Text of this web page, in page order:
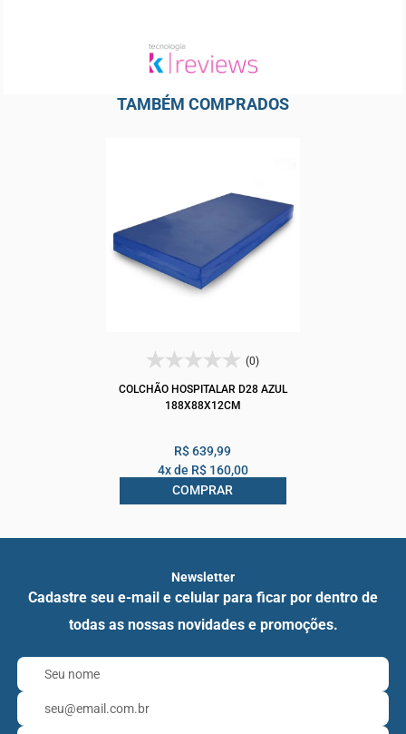
TAMBÉM COMPRADOS
(0)
COLCHÃO HOSPITALAR D28 AZUL
188X88X12CM
R$ 639,99
4x de R$ 160,00
COMPRAR
Newsletter
Cadastre seu e-mail e celular para ficar por dentro de
todas as nossas novidades e promoções.